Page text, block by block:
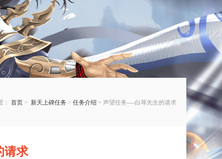
： 首页 > 新天上碑任务 > 任务介绍 > 声望任务----白荨先生的请求
请求